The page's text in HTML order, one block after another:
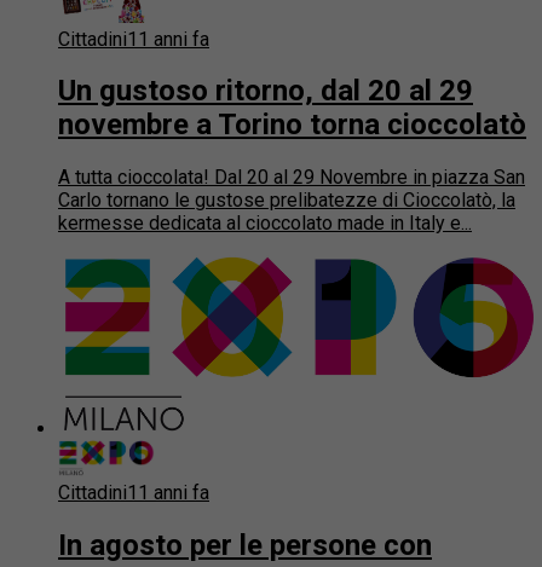
Cittadini11 anni fa
Un gustoso ritorno, dal 20 al 29
novembre a Torino torna cioccolatò
A tutta cioccolata! Dal 20 al 29 Novembre in piazza San
Carlo tornano le gustose prelibatezze di Cioccolatò, la
kermesse dedicata al cioccolato made in Italy e...
Cittadini11 anni fa
In agosto per le persone con